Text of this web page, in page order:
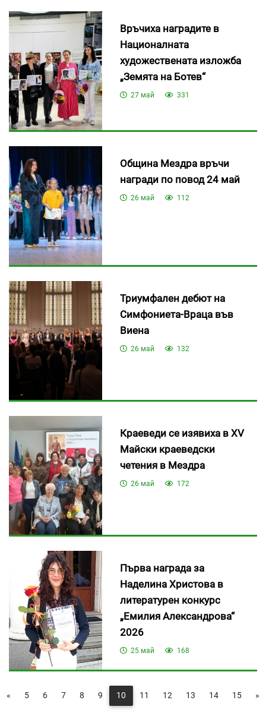
Връчиха наградите в
Националната
художествената изложба
„Земята на Ботев“
27 май 331
Община Мездра връчи
награди по повод 24 май
26 май 112
Триумфален дебют на
Симфониета-Враца във
Виена
26 май 132
Краеведи се изявиха в XV
Mайски краеведски
четения в Мездра
26 май 172
Първа награда за
Наделина Христова в
литературен конкурс
„Емилия Александрова“
2026
25 май 168
« 5 6 7 8 9 10 11 12 13 14 15 »